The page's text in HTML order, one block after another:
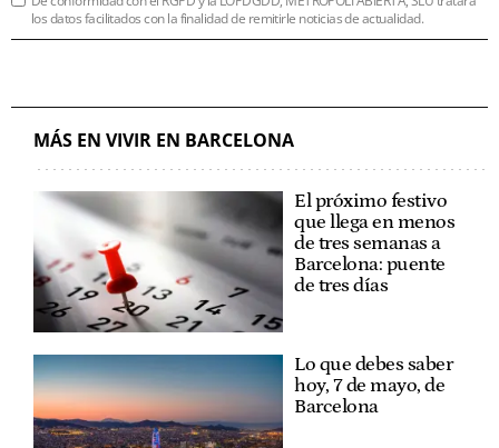
los datos facilitados con la finalidad de remitirle noticias de actualidad.
MÁS EN VIVIR EN BARCELONA
El próximo festivo
que llega en menos
de tres semanas a
Barcelona: puente
de tres días
Lo que debes saber
hoy, 7 de mayo, de
Barcelona